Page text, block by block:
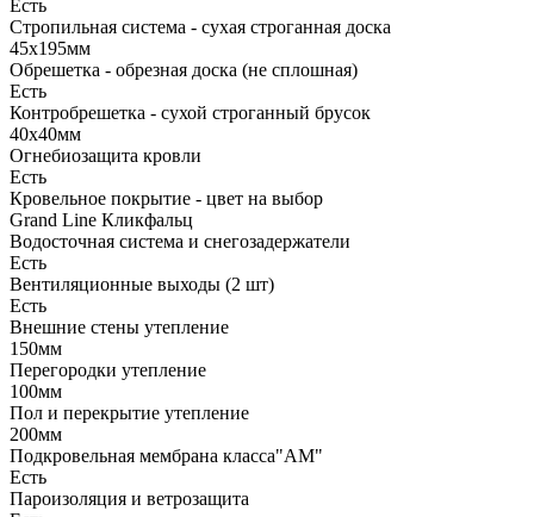
Есть
Стропильная система - сухая строганная доска
45х195мм
Обрешетка - обрезная доска (не сплошная)
Есть
Контробрешетка - сухой строганный брусок
40х40мм
Огнебиозащита кровли
Есть
Кровельное покрытие - цвет на выбор
Grand Line Кликфальц
Водосточная система и снегозадержатели
Есть
Вентиляционные выходы (2 шт)
Есть
Внешние стены утепление
150мм
Перегородки утепление
100мм
Пол и перекрытие утепление
200мм
Подкровельная мембрана класса"АМ"
Есть
Пароизоляция и ветрозащита